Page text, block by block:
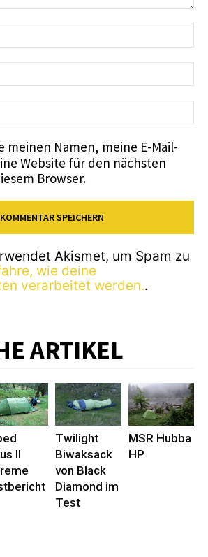
meinen Namen, meine E-Mail-
Website für den nächsten
Browser.
Akismet, um Spam zu
wie deine
verarbeitet werden..
ARTIKEL
II
Twilight
Biwaksack
von Black
Diamond im
Test
MSR Hubba
HP